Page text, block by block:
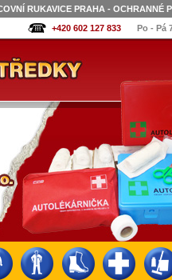
RUKAVICE PRAHA - OCHRANNÉ
+420 602 127 833
Po - Pá